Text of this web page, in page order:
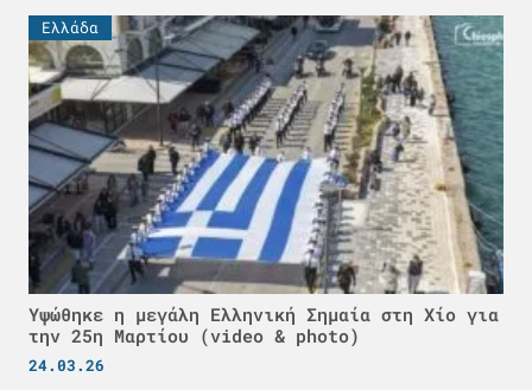
Ελλάδα
Υψώθηκε η μεγάλη Ελληνική Σημαία στη Χίο για
την 25η Μαρτίου (video & photo)
24.03.26